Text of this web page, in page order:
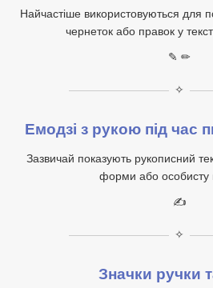
Найчастіше використовуються для
чернеток або правок у
✎ ✏
✧
Емодзі з рукою під час
Зазвичай показують рукописний
форми або особисту
✍
✧
Значки ручки